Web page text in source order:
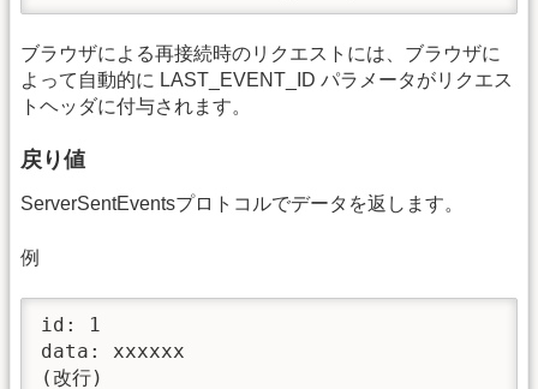
ブラウザによる再接続時のリクエストには、ブラウザに
よって自動的に LAST_EVENT_ID パラメータがリクエス
トヘッダに付与されます。
戻り値
ServerSentEventsプロトコルでデータを返します。
例
id: 1
data: xxxxxx
(改行)